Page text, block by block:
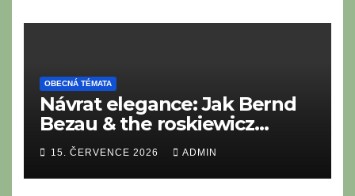
OBECNÁ TÉMATA
Návrat elegance: Jak Bernd
Bezau & the roskiewicz
orchestra oživují zlatou éru
Easy Listening a kráčí ve
stopách legend
15. ČERVENCE 2026 ADMIN